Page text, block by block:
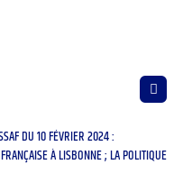
DU 10 FÉVRIER 2024 :
À LISBONNE ; LA POLITIQUE